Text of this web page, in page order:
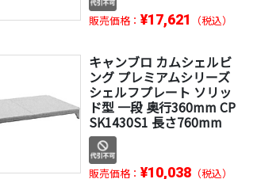
販売価格： ¥17,621 （税込）
キャンブロ カムシェルビ
ング プレミアムシリーズ
シェルフプレート ソリッ
ド型 一段 奥行360mm CP
SK1430S1 長さ760mm
販売価格： ¥10,038（税込）